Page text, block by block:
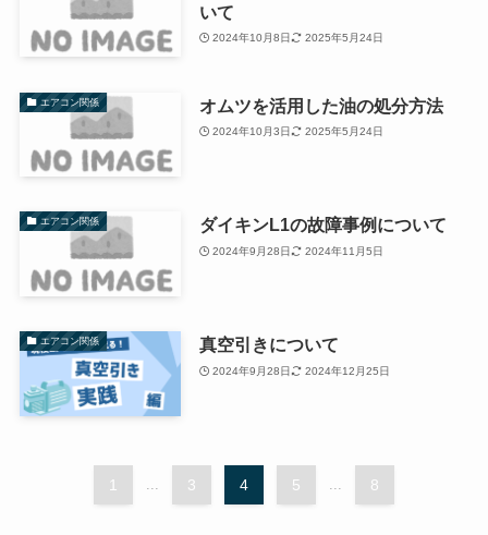
いて
2024年10月8日 2025年5月24日
エアコン関係 オムツを活用した油の処分方法
2024年10月3日 2025年5月24日
エアコン関係 ダイキンL1の故障事例について
2024年9月28日 2024年11月5日
エアコン関係 真空引きについて
2024年9月28日 2024年12月25日
1 ... 3 4 5 ... 8